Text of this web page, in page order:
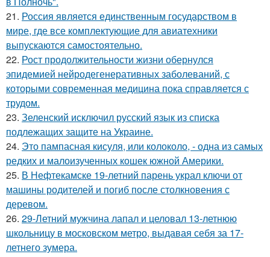
21. Россия является единственным государством в
мире, где все комплектующие для авиатехники
выпускаются самостоятельно.
22. Рост продолжительности жизни обернулся
эпидемией нейродегенеративных заболеваний, с
которыми современная медицина пока справляется с
трудом.
23. Зеленский исключил русский язык из списка
подлежащих защите на Украине.
24. Это пампасная кисуля, или колоколо, - одна из самых
редких и малоизученных кошек южной Америки.
25. В Нефтекамске 19-летний парень украл ключи от
машины родителей и погиб после столкновения с
деревом.
26. 29-Летний мужчина лапал и целовал 13-летнюю
школьницу в московском метро, выдавая себя за 17-
летнего зумера.